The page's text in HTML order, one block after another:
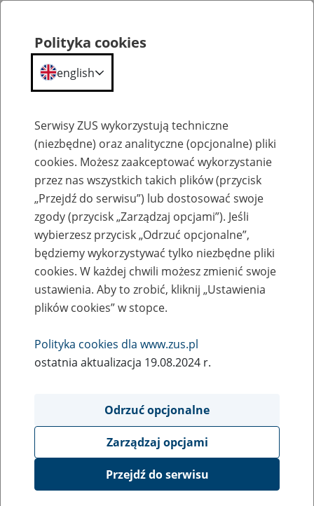
Szkolenia
Zaproś ZUS do siebie - zakładanie profili
eZUS w siedzibie Twojej firmy
Rodzaj wydarzenia
Szkolenia
obsługa klientów
Event description
Platforma Usług Elektronicznych ZUS eZUS
Polityka cookies
english
Serwisy ZUS wykorzystują techniczne
(niezbędne) oraz analityczne (opcjonalne) pliki
cookies. Możesz zaakceptować wykorzystanie
przez nas wszystkich takich plików (przycisk
„Przejdź do serwisu”) lub dostosować swoje
zgody (przycisk „Zarządzaj opcjami”). Jeśli
wybierzesz przycisk „Odrzuć opcjonalne”,
będziemy wykorzystywać tylko niezbędne pliki
cookies. W każdej chwili możesz zmienić swoje
ustawienia. Aby to zrobić, kliknij „Ustawienia
plików cookies” w stopce.
Polityka cookies dla www.zus.pl
ostatnia aktualizacja 19.08.2024 r.
Odrzuć opcjonalne
Zarządzaj opcjami
Przejdź do serwisu